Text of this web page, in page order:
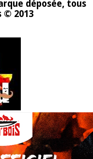
déposée, tous
© 2013